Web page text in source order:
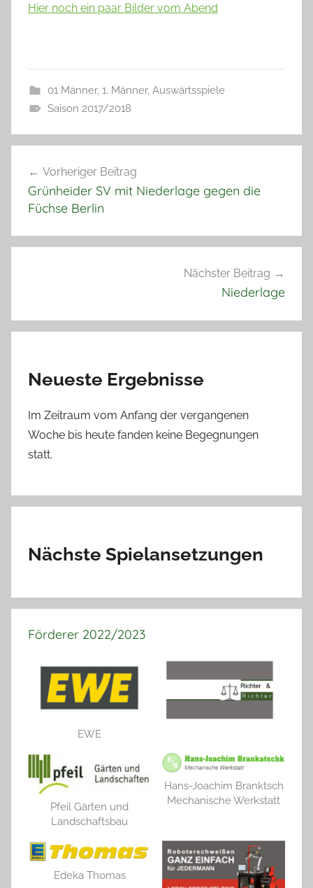
Hier noch ein paar Bilder vom Abend
01 Männer, 1. Männer, Auswärtsspiele
Saison 2017/2018
Vorheriger Beitrag
Grünheider SV mit Niederlage gegen die
Füchse Berlin
Nächster Beitrag
Niederlage
Neueste Ergebnisse
Im Zeitraum vom Anfang der vergangenen
Woche bis heute fanden keine Begegnungen
statt.
Nächste Spielansetzungen
Förderer 2022/2023
EWE
Pfeil Gärten und
Landschaftsbau
Hans-Joachim Branktsch
Mechanische Werkstatt
Edeka Thomas